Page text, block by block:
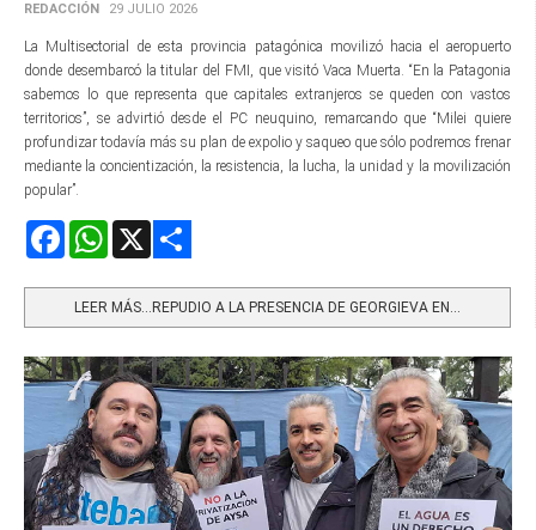
REDACCIÓN 29 JULIO 2026
La Multisectorial de esta provincia patagónica movilizó hacia el aeropuerto
donde desembarcó la titular del FMI, que visitó Vaca Muerta. “En la Patagonia
sabemos lo que representa que capitales extranjeros se queden con vastos
territorios”, se advirtió desde el PC neuquino, remarcando que “Milei quiere
profundizar todavía más su plan de expolio y saqueo que sólo podremos frenar
mediante la concientización, la resistencia, la lucha, la unidad y la movilización
popular”.
FacebookWhatsApp
LEER MÁS…REPUDIO A LA PRESENCIA DE GEORGIEVA EN...